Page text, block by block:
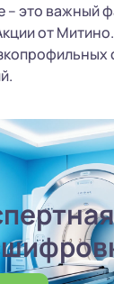
– это важный
от